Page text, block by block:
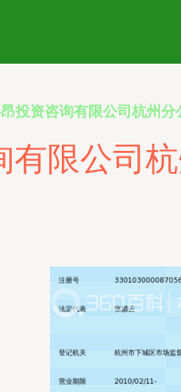
昂投资咨询有限公司杭州
有限公司